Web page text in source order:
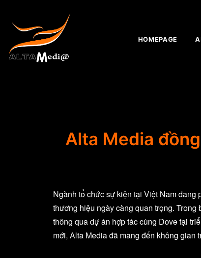
HOMEPAGE
Alta Media
Ngành tổ chức sự kiện tại Việt Nam đang
thương hiệu ngày càng quan trọng.
thông qua dự án hợp tác cùng Dove tại
mới, Alta Media đã mang đến không gian